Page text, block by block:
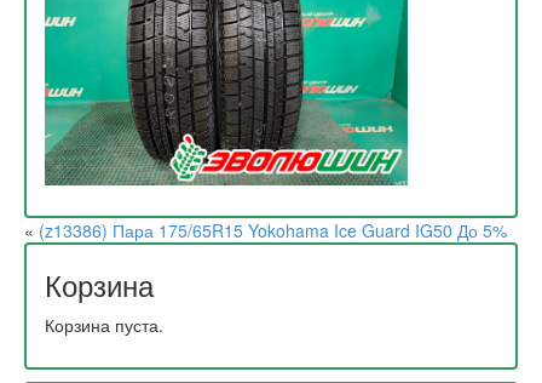
« (z13386) Пара 175/65R15 Yokohama Ice Guard IG50 До 5%
Корзина
Корзина пуста.